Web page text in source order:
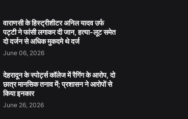
वाराणसी के हिस्ट्रीशीटर अनिल यादव उर्फ
पट्टी ने फांसी लगाकर दी जान, हत्या-लूट समेत
दो दर्जन से अधिक मुकदमे थे दर्ज
June 06, 2026
देहरादून के स्पोर्ट्स कॉलेज में रैगिंग के आरोप, दो
छात्र मानसिक तनाव में; प्रशासन ने आरोपों से
किया इनकार
June 26, 2026